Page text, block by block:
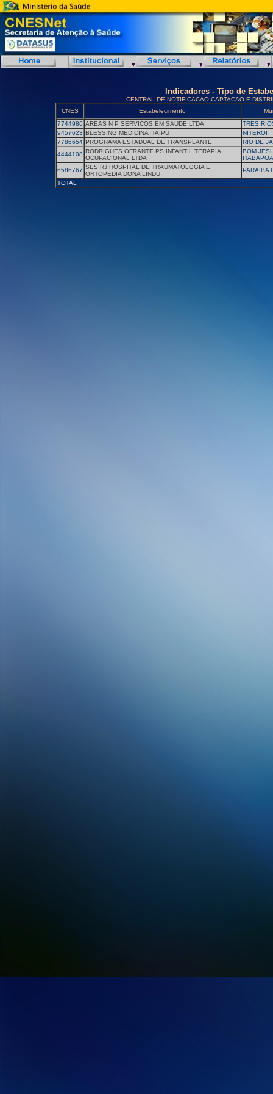
Indicadores - Tipo de
CENTRAL DE NOTIFICACAO,CAPTACAO E
CNES
Estabelecimento
7744986 AREAS N P SERVICOS EM SAUDE LTDA
TRES
9457623 BLESSING MEDICINA ITAIPU
NITEROI
7786654 PROGRAMA ESTADUAL DE TRANSPLANTE
RIO DE
4444108 RODRIGUES OFRANTE PS INFANTIL TERAPIA
OCUPACIONAL LTDA
BOM
6586767 SES RJ HOSPITAL DE TRAUMATOLOGIA E
ORTOPEDIA DONA LINDU
PARAIBA
TOTAL